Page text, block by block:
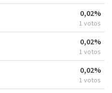
0,02%
1 votos
0,02%
1 votos
0,02%
1 votos